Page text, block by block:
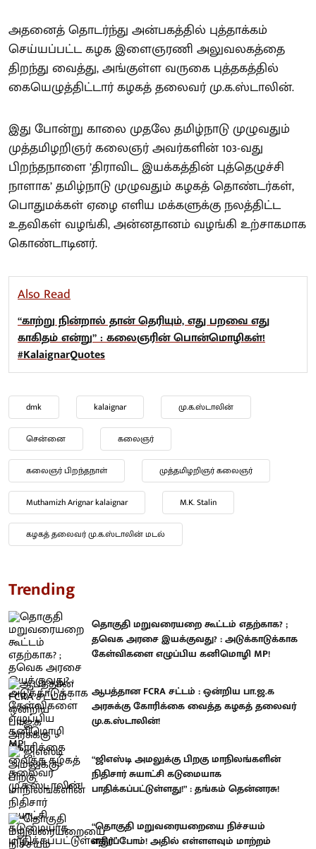
அதனைத் தொடர்ந்து அன்பகத்தில் புத்தாக்கம்
செய்யப்பட்ட கழக இளைஞரணி அலுவலகத்தை
திறந்து வைத்து, அங்குள்ள வருகை புத்தகத்தில்
கையெழுத்திட்டார் கழகத் தலைவர் மு.க.ஸ்டாலின்.
இது போன்று காலை முதலே தமிழ்நாடு முழுவதும்
முத்தமிழறிஞர் கலைஞர் அவர்களின் 103-வது
பிறந்தநாளை ’திராவிட இயக்கத்தின் புத்தெழுச்சி
நாளாக’ தமிழ்நாடு முழுவதும் கழகத் தொண்டர்கள்,
பொதுமக்கள் ஏழை எளிய மக்களுக்கு நலத்திட்ட
உதவிகள் வழங்கி, அன்னதானம் வழங்கி உற்சாகமாக
கொண்டாடினர்.
Also Read
“காற்று நின்றால் தான் தெரியும், எது பறவை எது
காகிதம் என்று” : கலைஞரின் பொன்மொழிகள்!
#KalaignarQuotes
dmk kalaignar மு.க.ஸ்டாலின்
சென்னை கலைஞர்
கலைஞர் பிறந்தநாள் முத்தமிழறிஞர் கலைஞர்
Muthamizh Arignar kalaignar M.K. Stalin
கழகத் தலைவர் மு.க.ஸ்டாலின் மடல்
Trending
தொகுதி மறுவரையறை கூட்டம் எதற்காக? ;
தவெக அரசை இயக்குவது? : அடுக்காடுக்காக
கேள்விகளை எழுப்பிய கனிமொழி MP!
ஆபத்தான FCRA சட்டம் : ஒன்றிய பா.ஜ.க
அரசுக்கு கோரிக்கை வைத்த கழகத் தலைவர்
மு.க.ஸ்டாலின்!
“ஜிஎஸ்டி அமலுக்கு பிறகு மாநிலங்களின்
நிதிசார் சுயாட்சி கடுமையாக
பாதிக்கப்பட்டுள்ளது!” : தங்கம் தென்னரசு!
“தொகுதி மறுவரையறையை நிச்சயம்
எதிர்ப்போம்! அதில் எள்ளளவும் மாற்றம்